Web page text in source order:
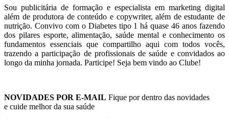
Sou publicitária de formação e especialista em marketing digital
além de produtora de conteúdo e copywriter, além de estudante de
nutrição. Convivo com o Diabetes tipo 1 há quase 46 anos fazendo
dos pilares esporte, alimentação, saúde mental e conhecimento os
fundamentos essenciais que compartilho aqui com todos vocês,
trazendo a participação de profissionais de saúde e convidados ao
longo da minha jornada. Participe! Seja bem vindo ao Clube!
NOVIDADES POR E-MAIL Fique por dentro das novidades
e cuide melhor da sua saúde